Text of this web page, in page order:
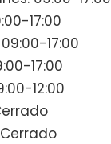
17:00
17:00
17:00
12:00